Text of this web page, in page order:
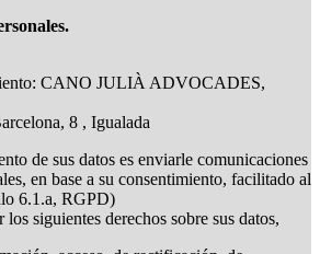
CANO JULIÀ ADVOCADES,
8 , Igualada
de sus datos es enviarle comunicaciones
en base a su consentimiento, facilitado al
6.1.a, RGPD)
siguientes derechos sobre sus datos,